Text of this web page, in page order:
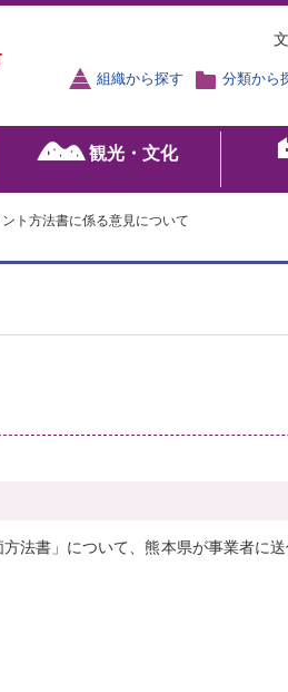
組織から探す 分類から
観光・文化
ト方法書に係る意見について
法書」について、熊本県が事業者に